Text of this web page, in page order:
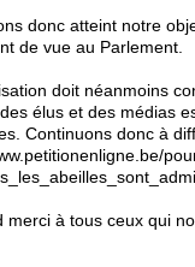
donc atteint notre
de vue au Parlement.
doit néanmoins
élus et des médias
Continuons donc à
merci à tous ceux qui